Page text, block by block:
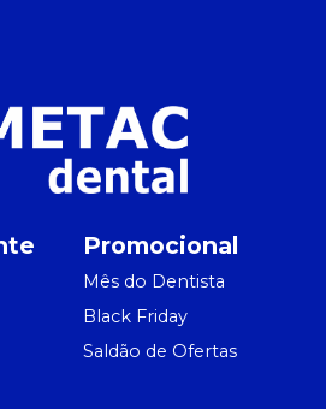
Promocional
Mês do Dentista
Black Friday
Saldão de Ofertas